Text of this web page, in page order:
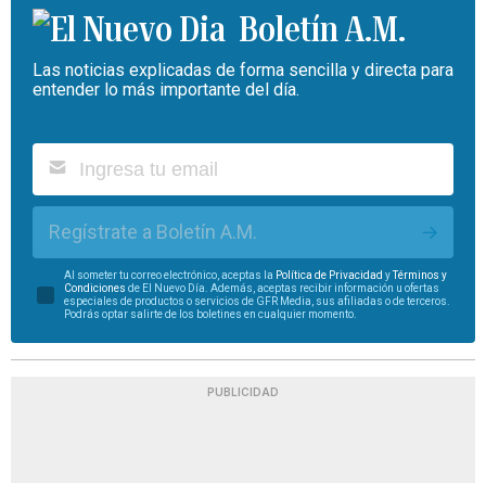
Boletín A.M.
Las noticias explicadas de forma sencilla y directa para
entender lo más importante del día.
Regístrate a Boletín A.M.
Al someter tu correo electrónico, aceptas la Política de Privacidad yTérminos y
Condiciones de El Nuevo Día. Además, aceptas recibir información u ofertas
especiales de productos o servicios de GFR Media, sus afiliadas o de terceros.
Podrás optar salirte de los boletines en cualquier momento.
PUBLICIDAD